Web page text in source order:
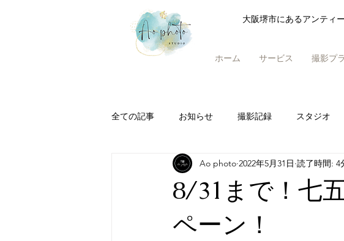
大阪堺市にあるアンティ
ホーム サービス 撮影プ
全ての記事 お知らせ 撮影記録 スタジオ
8/31まで！七
ペーン！
Ao photo 2022年5月31日 読了時間: 4